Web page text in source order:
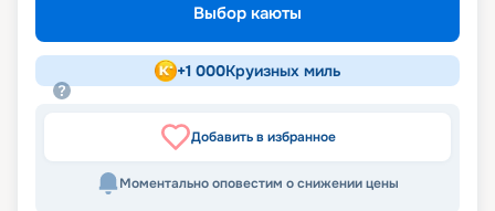
Выбор каюты
+1 000Круизных миль
Добавить в избранное
Моментально оповестим о снижении цены